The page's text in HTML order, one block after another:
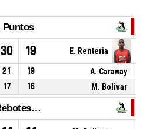
Puntos
30 19 E. Renteria
21 19
A. Caraway
17 16 M. Bolivar
Rebotes Totales